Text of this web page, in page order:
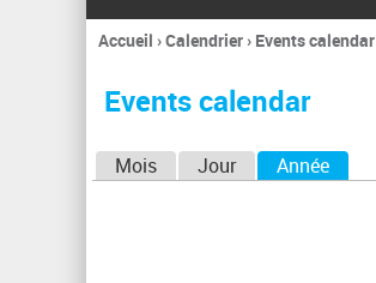
Vous
ici
Accueil ›Calendrier› Events calendar
Events calendar
Mois Jour Année